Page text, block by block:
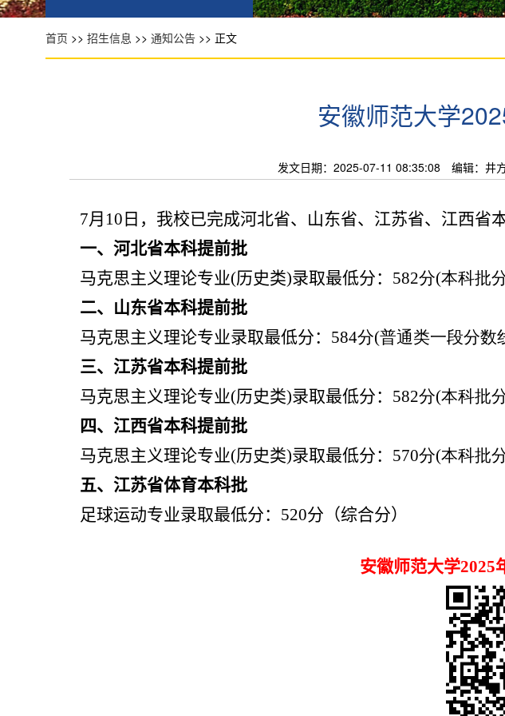
首页 >> 招生信息 >> 通知公告 >> 正文
安徽师范大学
发文日期：2025-07-11 08:35:08 编辑：井
7月 10 日，我校已完成河北省、山东省、江苏省、江西省
一、河北省本科提前批
马克思主义理论专业(历史类)录取最低分： 582分(本科批
二、山东省本科提前批
马克思主义理论专业录取最低分： 584分(普通类一段分数
三、江苏省本科提前批
马克思主义理论专业(历史类)录取最低分： 582分(本科批
四、江西省本科提前批
马克思主义理论专业(历史类)录取最低分： 570分(本科批
五、江苏省体育本科批
足球运动专业录取最低分： 520分（综合分）
安徽师范大学2025